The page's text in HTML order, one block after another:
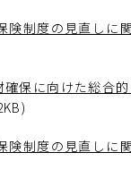
険制度の見直しに
保に向けた総合的
険制度の見直しに